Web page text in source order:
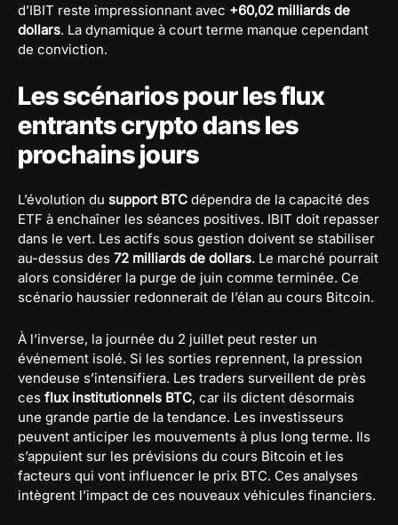
d’IBIT reste impressionnant avec +60,02 milliards de
dollars. La dynamique à court terme manque cependant
de conviction.
Les scénarios pour les flux
entrants crypto dans les
prochains jours
L’évolution du support BTC dépendra de la capacité des
ETF à enchaîner les séances positives. IBIT doit repasser
dans le vert. Les actifs sous gestion doivent se stabiliser
au-dessus des 72 milliards de dollars. Le marché pourrait
alors considérer la purge de juin comme terminée. Ce
scénario haussier redonnerait de l’élan au cours Bitcoin.
À l’inverse, la journée du 2 juillet peut rester un
événement isolé. Si les sorties reprennent, la pression
vendeuse s’intensifiera. Les traders surveillent de près
ces flux institutionnels BTC, car ils dictent désormais
une grande partie de la tendance. Les investisseurs
peuvent anticiper les mouvements à plus long terme. Ils
s’appuient sur les prévisions du cours Bitcoin et les
facteurs qui vont influencer le prix BTC. Ces analyses
intègrent l’impact de ces nouveaux véhicules financiers.